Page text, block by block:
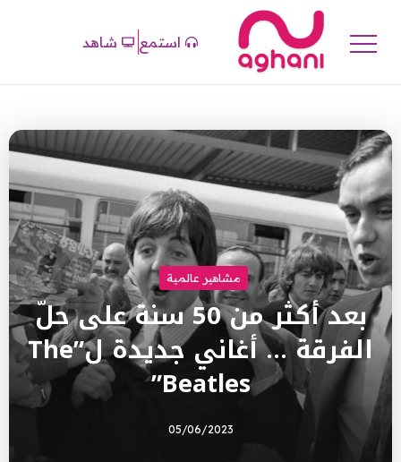
استمع شاهد
مشاهير عالمية
بعد أكثر من 50 سنة على حلّ
الفرقة … أغاني جديدة ل”The
Beatles”
05/06/2023